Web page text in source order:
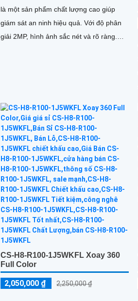
là một sản phẩm chất lượng cao giúp
giám sát an ninh hiệu quả. Với độ phân
giải 2MP, hình ảnh sắc nét và rõ ràng.
CS-H8-R100-1J5WKFL Xoay 360
Full Color
2,050,000 ₫ 2,250,000 ₫